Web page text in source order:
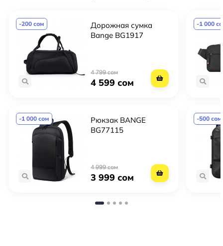
Преимущества рюкзака
- Защита от воды – это прочная водоотталкивающая
- Безопасность в ночное время - это светоотражающие
-200 сом
Дорожная сумка
Bange BG1917
4 799 сом
4 599 сом
-1 000 сом
Рюкзак BANGE
BG77115
4 999 сом
3 999 сом
-1 000
-500 сом